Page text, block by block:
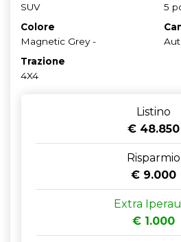
SUV
5
Colore
Magnetic Grey -
Trazione
4X4
Listino
€ 48.850
Risparmio
€ 9.000
Extra
€ 1.000